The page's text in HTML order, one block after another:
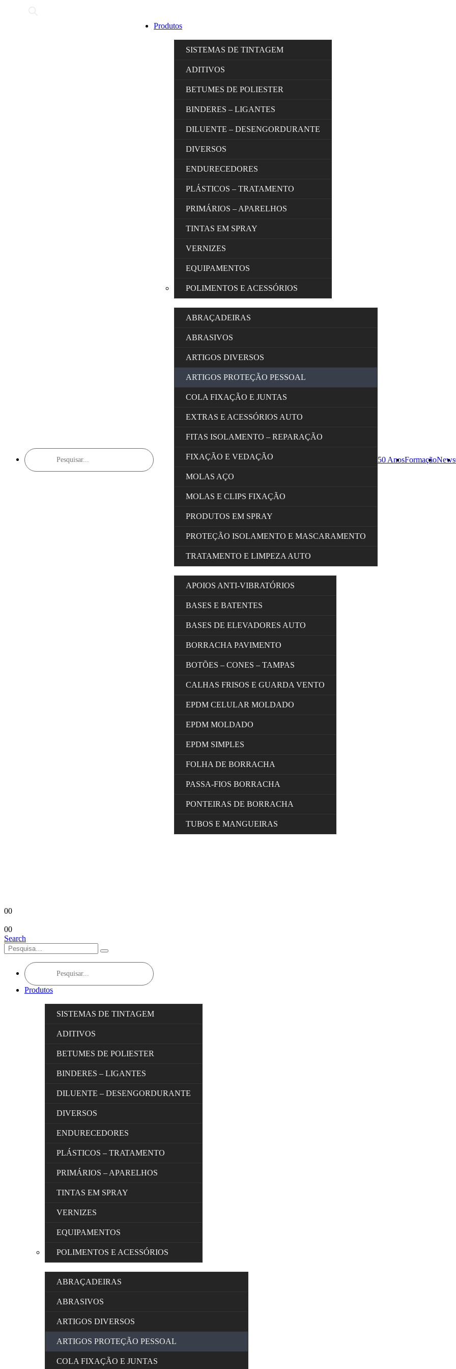
Products
search
Produtos
SISTEMAS DE TINTAGEM
ADITIVOS
BETUMES DE POLIESTER
BINDERES – LIGANTES
DILUENTE – DESENGORDURANTE
DIVERSOS
ENDURECEDORES
PLÁSTICOS – TRATAMENTO
PRIMÁRIOS – APARELHOS
TINTAS EM SPRAY
VERNIZES
EQUIPAMENTOS
POLIMENTOS E ACESSÓRIOS
ABRAÇADEIRAS
ABRASIVOS
ARTIGOS DIVERSOS
ARTIGOS PROTEÇÃO PESSOAL
COLA FIXAÇÃO E JUNTAS
EXTRAS E ACESSÓRIOS AUTO
FITAS ISOLAMENTO – REPARAÇÃO
FIXAÇÃO E VEDAÇÃO
MOLAS AÇO
MOLAS E CLIPS FIXAÇÃO
PRODUTOS EM SPRAY
PROTEÇÃO ISOLAMENTO E MASCARAMENTO
TRATAMENTO E LIMPEZA AUTO
APOIOS ANTI-VIBRATÓRIOS
BASES E BATENTES
BASES DE ELEVADORES AUTO
BORRACHA PAVIMENTO
BOTÕES – CONES – TAMPAS
CALHAS FRISOS E GUARDA VENTO
EPDM CELULAR MOLDADO
EPDM MOLDADO
EPDM SIMPLES
FOLHA DE BORRACHA
PASSA-FIOS BORRACHA
PONTEIRAS DE BORRACHA
TUBOS E MANGUEIRAS
50 AnosFormaçãoNews
00
00
Search
Products
search
Produtos
SISTEMAS DE TINTAGEM
ADITIVOS
BETUMES DE POLIESTER
BINDERES – LIGANTES
DILUENTE – DESENGORDURANTE
DIVERSOS
ENDURECEDORES
PLÁSTICOS – TRATAMENTO
PRIMÁRIOS – APARELHOS
TINTAS EM SPRAY
VERNIZES
EQUIPAMENTOS
POLIMENTOS E ACESSÓRIOS
ABRAÇADEIRAS
ABRASIVOS
ARTIGOS DIVERSOS
ARTIGOS PROTEÇÃO PESSOAL
COLA FIXAÇÃO E JUNTAS